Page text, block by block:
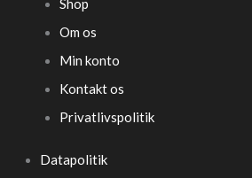
Shop
Om os
Min konto
Kontakt os
Privatlivspolitik
Datapolitik